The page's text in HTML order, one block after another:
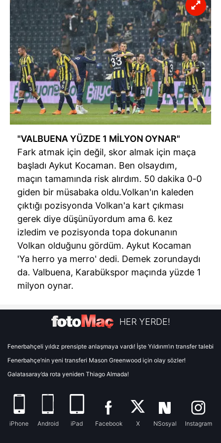
Çerezlere ilişkin tercihlerinizi aşağıda yer alan panel
vasıtasıyla belirleyebilirsiniz. Çerezlere ilişkin detaylı bilgi
için Ayarlar butonuna tıklayabilir,Çerez Bilgilendirme
Metnimiziziyaret edebilirsiniz.
6698 sayılı Kişisel Verilerin Korunması Kanunu uyarınca
hazırlanmış Aydınlatma Metnimizi okumak ve sitemizde
ilgili mevzuata uygun olarak kullanılan çerezlerle ilgili bilgi
almak için lütfentıklayınız.
"VALBUENA YÜZDE 1 MİLYON OYNAR"
Fark atmak için değil, skor almak için maça
başladı Aykut Kocaman. Ben olsaydım,
maçın tamamında risk alırdım. 50 dakika 0-0
giden bir müsabaka oldu.Volkan'ın kaleden
çıktığı pozisyonda Volkan'a kart çıkması
gerek diye düşünüyordum ama 6. kez
izledim ve pozisyonda topa dokunanın
Volkan olduğunu gördüm. Aykut Kocaman
'Ya herro ya merro' dedi. Demek zorundaydı
da. Valbuena, Karabükspor maçında yüzde 1
milyon oynar.
HER YERDE!
Fenerbahçeli yıldız prensipte anlaşmaya vardı! İşte Yıldırım’ın transfer talebi
Fenerbahçe’nin yeni transferi Mason Greenwood için olay sözler!
Galatasaray’da rota yeniden Thiago Almada!
iPhone Android iPad Facebook X NSosyal Instagram